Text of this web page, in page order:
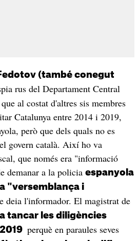
(també conegut
rus del Departament Central
al costat d'altres sis membres
Catalunya entre 2014 i 2019,
però que dels quals no es
govern català. Així ho va
que només era "informació
demanar a la policia espanyola
"versemblança i
deia l'informador. El magistrat de
tancar les diligències
perquè en paraules seves